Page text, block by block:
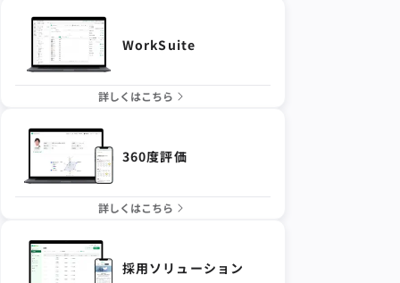
WorkSuite
詳しくはこちら
360度評価
詳しくはこちら
採用ソリューション